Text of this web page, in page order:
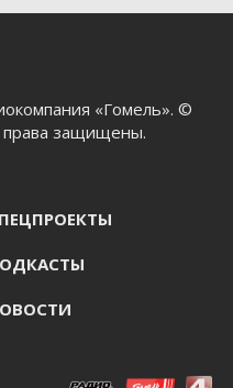
«Гомель». ©
права защищены.